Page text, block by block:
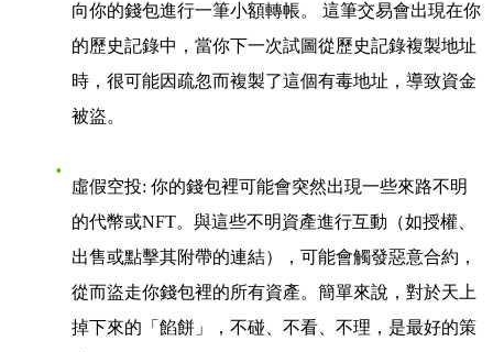
向你的錢包進行一筆小額轉帳。 這筆交易會出現在你
的歷史記錄中，當你下一次試圖從歷史記錄複製地址
時，很可能因疏忽而複製了這個有毒地址，導致資金
被盜。
虛假空投: 你的錢包裡可能會突然出現一些來路不明
的代幣或NFT。與這些不明資產進行互動（如授權、
出售或點擊其附帶的連結），可能會觸發惡意合約，
從而盜走你錢包裡的所有資產。簡單來說，對於天上
掉下來的「餡餅」，不碰、不看、不理，是最好的策